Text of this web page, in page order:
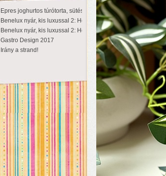
Epres joghurtos túrótorta, sütés nélkül
Benelux nyár, kis luxussal 2: Hollandia
Benelux nyár, kis luxussal 2: Hollandia
Gastro Design 2017
Irány a strand!